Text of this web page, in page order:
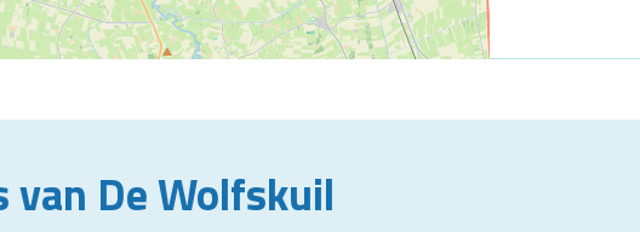
van De Wolfskuil